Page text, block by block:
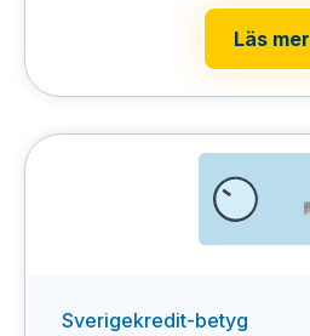
Läs mer
Sverigekredit-betyg